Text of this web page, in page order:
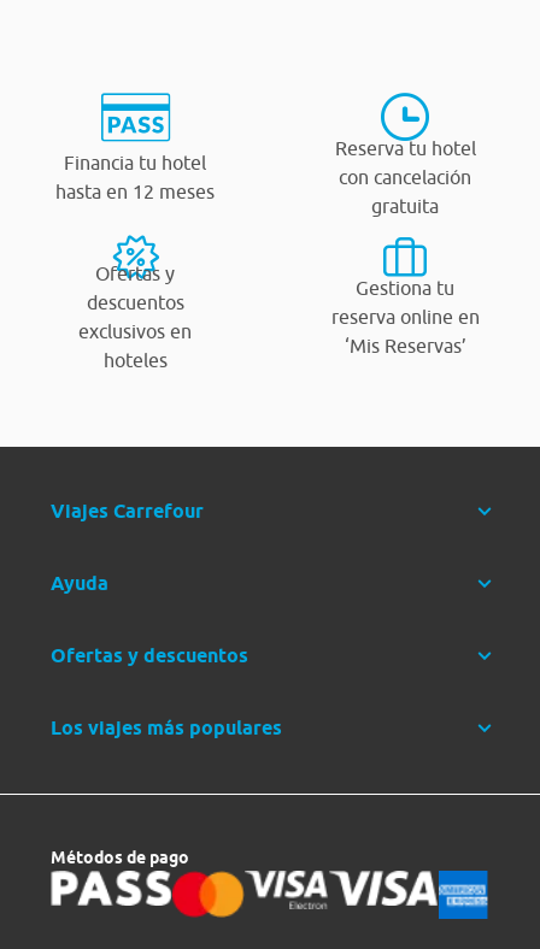
Financia tu hotel
hasta en 12 meses
Reserva tu hotel
con cancelación
gratuita
Ofertas y
descuentos
exclusivos en
hoteles
Gestiona tu
reserva online en
‘Mis Reservas’
Viajes Carrefour
Ayuda
Ofertas y descuentos
Los viajes más populares
Métodos de pago